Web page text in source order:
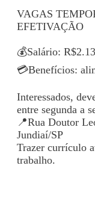
VAGAS
EFETIVAÇÃO
💰Salário:
💳Benefícios:
Interessados,
entre segunda a
📍Rua Doutor
Jundiaí/SP
Trazer currículo
trabalho.